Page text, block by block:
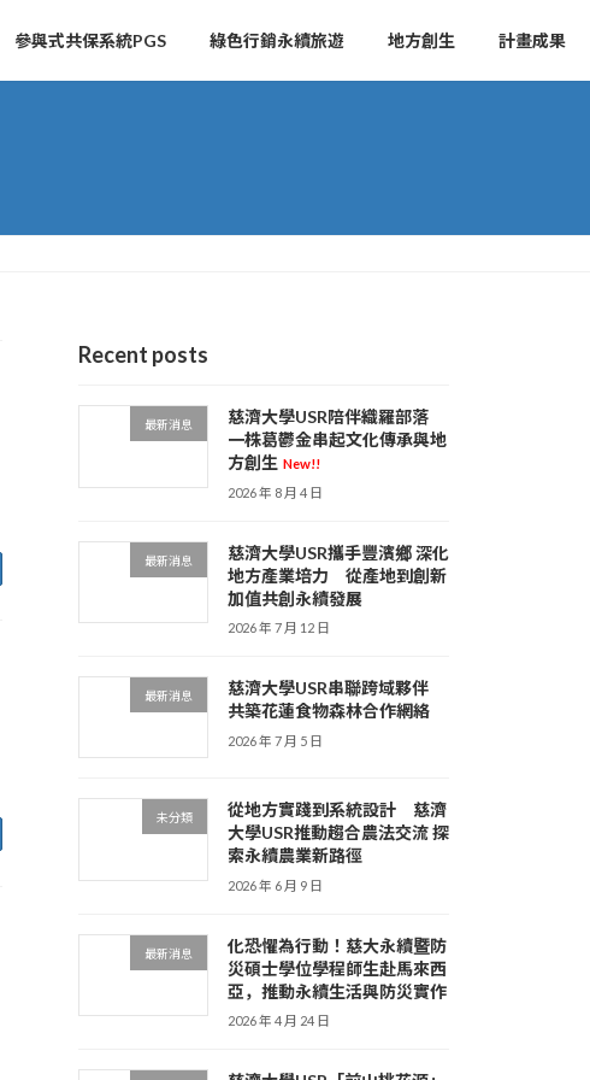
參與式共保系統PGS 綠色行銷永續旅遊 地方創生 計畫成果
Recent posts
最新消息
慈濟大學USR陪伴織羅部落
一株葛鬱金串起文化傳承與地
方創生 New!!
2026 年 8 月 4 日
最新消息
慈濟大學USR攜手豐濱鄉 深化
地方產業培力 從產地到創新
加值共創永續發展
2026 年 7 月 12 日
最新消息
慈濟大學USR串聯跨域夥伴
共築花蓮食物森林合作網絡
2026 年 7 月 5 日
未分類
從地方實踐到系統設計 慈濟
大學USR推動趨合農法交流 探
索永續農業新路徑
2026 年 6 月 9 日
最新消息
化恐懼為行動！慈大永續暨防
災碩士學位學程師生赴馬來西
亞，推動永續生活與防災實作
2026 年 4 月 24 日